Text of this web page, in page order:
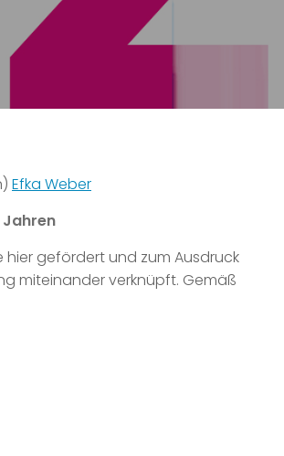
Efka Weber
Jahren
hier gefördert und zum Ausdruck
miteinander verknüpft. Gemäß